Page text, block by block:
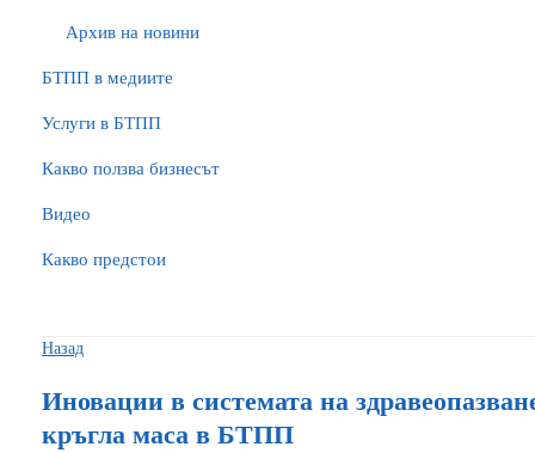
Архив на новини
БTПП в медиите
Услуги в БТПП
Какво ползва бизнесът
Видео
Какво предстои
Назад
Иновации в системата на
кръгла маса в БТПП